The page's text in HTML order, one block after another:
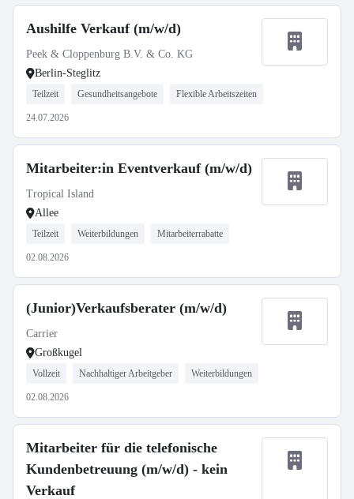
Aushilfe Verkauf (m/w/d)
Peek & Cloppenburg B.V. & Co. KG
Berlin-Steglitz
Teilzeit Gesundheitsangebote Flexible Arbeitszeiten
24.07.2026
Mitarbeiter:in Eventverkauf (m/w/d)
Tropical Island
Allee
Teilzeit Weiterbildungen Mitarbeiterrabatte
02.08.2026
(Junior)Verkaufsberater (m/w/d)
Carrier
Großkugel
Vollzeit Nachhaltiger Arbeitgeber Weiterbildungen
02.08.2026
Mitarbeiter für die telefonische
Kundenbetreuung (m/w/d) - kein
Verkauf